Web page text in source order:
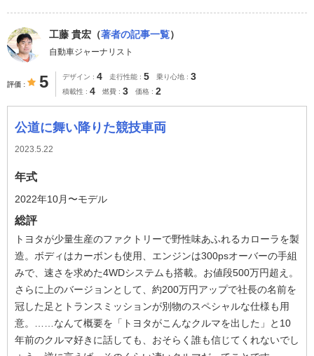
工藤 貴宏（著者の記事一覧）
自動車ジャーナリスト
評価 5 デザイン 4 走行性能 5 乗り心地 3
積載性 4 燃費 3 価格 2
公道に舞い降りた競技車両
2023.5.22
年式
2022年10月〜モデル
総評
トヨタが少量生産のファクトリーで野性味あふれるカローラを製
造。ボディはカーボンも使用、エンジンは300psオーバーの手組
みで、速さを求めた4WDシステムも搭載。お値段500万円超え。
さらに上のバージョンとして、約200万円アップで社長の名前を
冠した足とトランスミッションが別物のスペシャルな仕様も用
意。……なんて概要を「トヨタがこんなクルマを出した」と10
年前のクルマ好きに話しても、おそらく誰も信じてくれないでし